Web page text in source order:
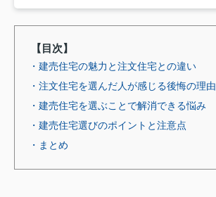
【目次】
・建売住宅の魅力と注文住宅との違い
・注文住宅を選んだ人が感じる後悔の理由
・建売住宅を選ぶことで解消できる悩み
・建売住宅選びのポイントと注意点
・まとめ